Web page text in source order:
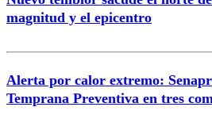
magnitud y el epicentro
Alerta por calor extremo:
Temprana Preventiva en tres